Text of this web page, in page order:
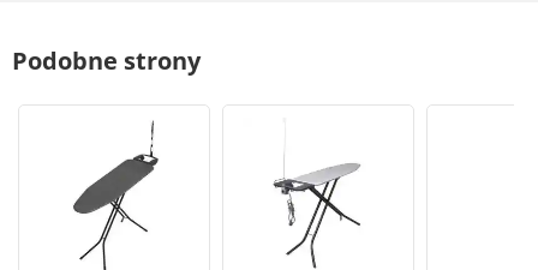
Podobne strony